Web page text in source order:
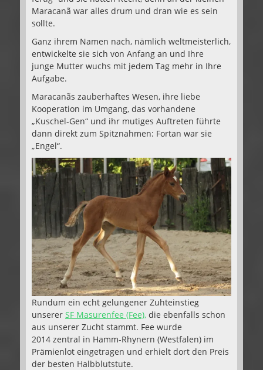
Maracanã war alles drum und dran wie es sein
sollte.
Ganz ihrem Namen nach, nämlich weltmeisterlich,
entwickelte sie sich von Anfang an und Ihre
junge Mutter wuchs mit jedem Tag mehr in Ihre
Aufgabe.
Maracanãs zauberhaftes Wesen, ihre liebe
Kooperation im Umgang, das vorhandene
„Kuschel-Gen“ und ihr mutiges Auftreten führte
dann direkt zum Spitznahmen: Fortan war sie
„Engel“.
Rundum ein echt gelungener Zuhteinstieg
unserer SF Masurenfee (Fee), die ebenfalls schon
aus unserer Zucht stammt. Fee wurde
2014 zentral in Hamm-Rhynern (Westfalen) im
Prämienlot eingetragen und erhielt dort den Preis
der besten Halbblutstute.